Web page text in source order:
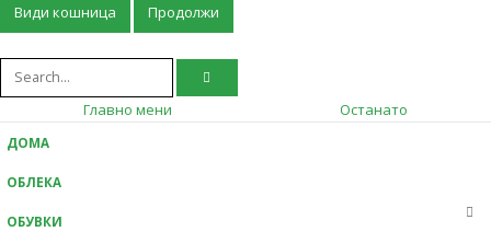
Види кошница Продолжи
Главно мени Останато
ДОМА
ОБЛЕКА
ОБУВКИ